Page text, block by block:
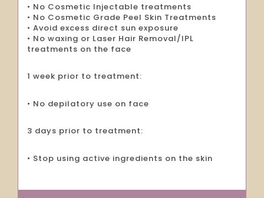
• No Cosmetic Injectable treatments
• No Cosmetic Grade Peel Skin Treatments
• Avoid excess direct sun exposure
• No waxing or Laser Hair Removal/IPL
treatments on the face
1 week prior to treatment:
• No depilatory use on face
3 days prior to treatment:
• Stop using active ingredients on the skin